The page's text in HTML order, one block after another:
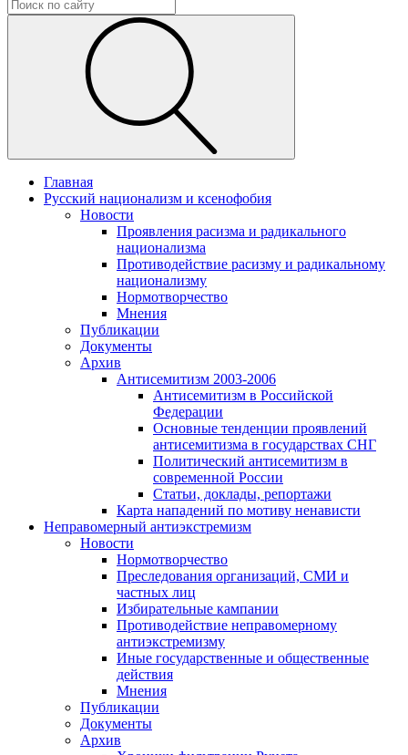
Главная
Русский национализм и ксенофобия
Новости
Проявления расизма и радикального
национализма
Противодействие расизму и радикальному
национализму
Нормотворчество
Мнения
Публикации
Документы
Архив
Антисемитизм 2003-2006
Антисемитизм в Российской
Федерации
Основные тенденции проявлений
антисемитизма в государствах СНГ
Политический антисемитизм в
современной России
Статьи, доклады, репортажи
Карта нападений по мотиву ненависти
Неправомерный антиэкстремизм
Новости
Нормотворчество
Преследования организаций, СМИ и
частных лиц
Избирательные кампании
Противодействие неправомерному
антиэкстремизму
Иные государственные и общественные
действия
Мнения
Публикации
Документы
Архив